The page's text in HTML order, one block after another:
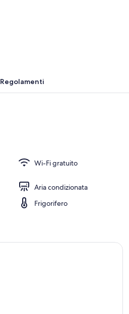
Cucina privata
Regolamenti
Wi-Fi gratuito
Aria condizionata
Frigorifero